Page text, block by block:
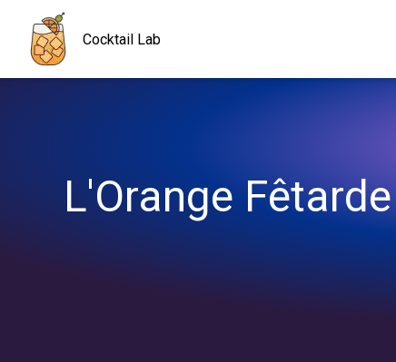
Cocktail Lab
L'Orange
Navigated to L'Orange Fêtarde : la recette explosive à tester